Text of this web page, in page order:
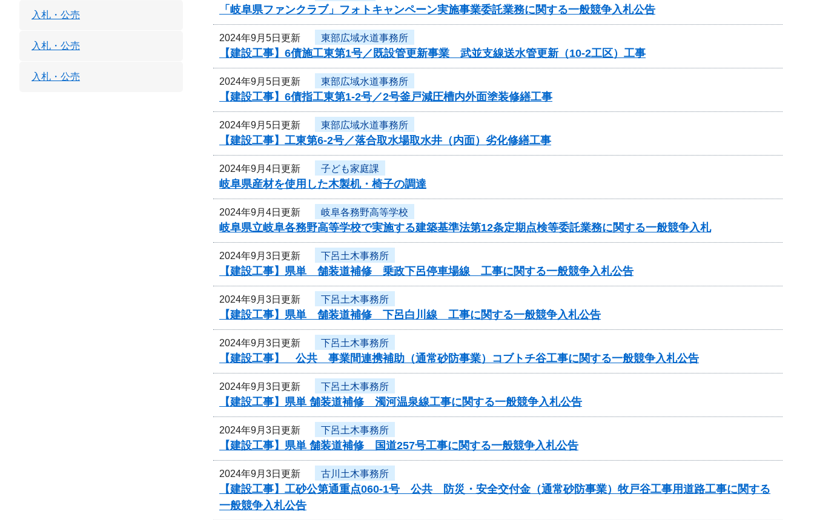
「岐阜県ファンクラブ」フォトキャンペーン実施事業委託業務に関する一般競争入札公告
2024年9月5日更新 東部広域水道事務所
【建設工事】6債施工東第1号／既設管更新事業 武並支線送水管更新（10-2工区）工事
2024年9月5日更新 東部広域水道事務所
【建設工事】6債指工東第1-2号／2号釜戸減圧槽内外面塗装修繕工事
2024年9月5日更新 東部広域水道事務所
【建設工事】工東第6-2号／落合取水場取水井（内面）劣化修繕工事
2024年9月4日更新 子ども家庭課
岐阜県産材を使用した木製机・椅子の調達
2024年9月4日更新 岐阜各務野高等学校
岐阜県立岐阜各務野高等学校で実施する建築基準法第12条定期点検等委託業務に関する一般競争入札
2024年9月3日更新 下呂土木事務所
【建設工事】県単 舗装道補修 乗政下呂停車場線 工事に関する一般競争入札公告
2024年9月3日更新 下呂土木事務所
【建設工事】県単 舗装道補修 下呂白川線 工事に関する一般競争入札公告
2024年9月3日更新 下呂土木事務所
【建設工事】 公共 事業間連携補助（通常砂防事業）コブトチ谷工事に関する一般競争入札公告
2024年9月3日更新 下呂土木事務所
【建設工事】県単 舗装道補修 濁河温泉線工事に関する一般競争入札公告
2024年9月3日更新 下呂土木事務所
【建設工事】県単 舗装道補修 国道257号工事に関する一般競争入札公告
2024年9月3日更新 古川土木事務所
【建設工事】工砂公第通重点060-1号 公共 防災・安全交付金（通常砂防事業）牧戸谷工事用道路工事に関する
一般競争入札公告
入札・公売
入札・公売
入札・公売